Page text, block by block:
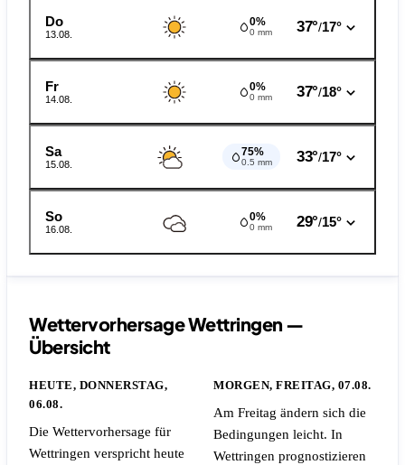
Do
13.08.
0%
0 mm 37°/17°
Fr
14.08.
0%
0 mm 37°/18°
Sa
15.08.
75%
0.5 mm 33°/17°
So
16.08.
0%
0 mm 29°/15°
Wettervorhersage Wettringen —
Übersicht
HEUTE, DONNERSTAG,
06.08.
Die Wettervorhersage für
Wettringen verspricht heute
MORGEN, FREITAG, 07.08.
Am Freitag ändern sich die
Bedingungen leicht. In
Wettringen prognostizieren